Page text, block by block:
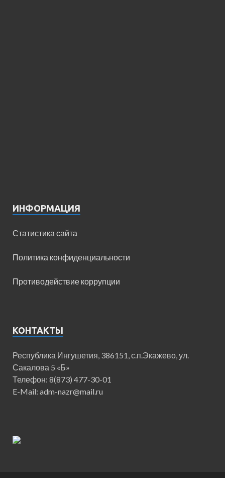
ИНФОРМАЦИЯ
Статистика сайта
Политика конфиденциальности
Противодействие коррупции
КОНТАКТЫ
Республика Ингушетия, 386151, с.п.Экажево, ул.
Сакалова 5 «Б»
Телефон: 8(873) 477-30-01
E-Mail: adm-nazr@mail.ru